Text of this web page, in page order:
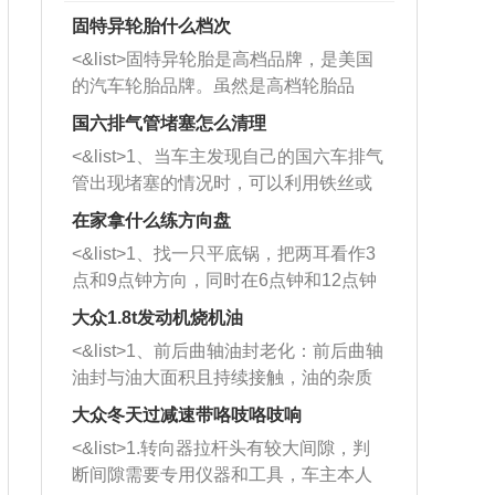
固特异轮胎什么档次
<&list>固特异轮胎是高档品牌，是美国
的汽车轮胎品牌。虽然是高档轮胎品
牌，但是中高低端的轮胎都有生产，这
也是为了更好的开拓市场。
国六排气管堵塞怎么清理
<&list>1、当车主发现自己的国六车排气
管出现堵塞的情况时，可以利用铁丝或
者是细棍，直接将杂物给取出来，如果
堵塞情况比较严重，也可以采取应急措
施。 <&list>2、直接利用木棍将所有的
杂物推到排气管里面的位置处，然后将
三元催化器拆解开，就可以将堵塞的东
西取出来。但如果是因为积碳过多引起
的堵塞，就需要将三元催化器泡在草酸
洗剂对堵塞的情况得到解决，将清洗剂
放在燃油箱中，与燃油混合后，车辆启
动时，就可以和汽油一起进入到燃烧
在家拿什么练方向盘
<&list>1、找一只平底锅，把两耳看作3
点和9点钟方向，同时在6点钟和12点钟
方向做一个标记。 <&list>2、双手握住
一圈半的练习，往右同样也要打相同的
圈数。 <&list>3、最后强调要反复练
习，这样就可以形成肌肉记忆，在真实
驾驶车辆时，不需要记忆也能打好方
向。
大众1.8t发动机烧机油
<&list>1、前后曲轴油封老化：前后曲轴
油封与油大面积且持续接触，油的杂质
和发动机内持续温度变化使其密封效果
逐渐减弱，导致渗油或漏油。<&list>2、
活塞间隙过大：积碳会使活塞环与缸体
的间隙扩大，导致机油流入燃烧室中，
大众冬天过减速带咯吱咯吱响
<&list>1.转向器拉杆头有较大间隙，判
断间隙需要专用仪器和工具，车主本人